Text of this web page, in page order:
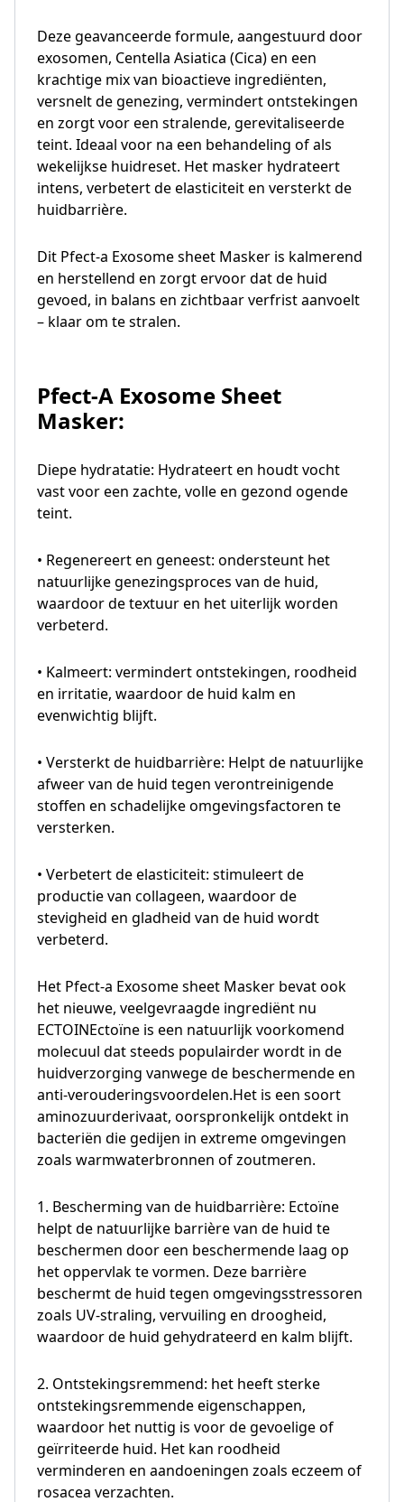
Deze geavanceerde formule, aangestuurd door
exosomen, Centella Asiatica (Cica) en een
krachtige mix van bioactieve ingrediënten,
versnelt de genezing, vermindert ontstekingen
en zorgt voor een stralende, gerevitaliseerde
teint. Ideaal voor na een behandeling of als
wekelijkse huidreset. Het masker hydrateert
intens, verbetert de elasticiteit en versterkt de
huidbarrière.
Dit Pfect-a Exosome sheet Masker is kalmerend
en herstellend en zorgt ervoor dat de huid
gevoed, in balans en zichtbaar verfrist aanvoelt
– klaar om te stralen.
Pfect-A Exosome Sheet
Masker:
Diepe hydratatie: Hydrateert en houdt vocht
vast voor een zachte, volle en gezond ogende
teint.
• Regenereert en geneest: ondersteunt het
natuurlijke genezingsproces van de huid,
waardoor de textuur en het uiterlijk worden
verbeterd.
• Kalmeert: vermindert ontstekingen, roodheid
en irritatie, waardoor de huid kalm en
evenwichtig blijft.
• Versterkt de huidbarrière: Helpt de natuurlijke
afweer van de huid tegen verontreinigende
stoffen en schadelijke omgevingsfactoren te
versterken.
• Verbetert de elasticiteit: stimuleert de
productie van collageen, waardoor de
stevigheid en gladheid van de huid wordt
verbeterd.
Het Pfect-a Exosome sheet Masker bevat ook
het nieuwe, veelgevraagde ingrediënt nu
ECTOINEctoïne is een natuurlijk voorkomend
molecuul dat steeds populairder wordt in de
huidverzorging vanwege de beschermende en
anti-verouderingsvoordelen.Het is een soort
aminozuurderivaat, oorspronkelijk ontdekt in
bacteriën die gedijen in extreme omgevingen
zoals warmwaterbronnen of zoutmeren.
1. Bescherming van de huidbarrière: Ectoïne
helpt de natuurlijke barrière van de huid te
beschermen door een beschermende laag op
het oppervlak te vormen. Deze barrière
beschermt de huid tegen omgevingsstressoren
zoals UV-straling, vervuiling en droogheid,
waardoor de huid gehydrateerd en kalm blijft.
2. Ontstekingsremmend: het heeft sterke
ontstekingsremmende eigenschappen,
waardoor het nuttig is voor de gevoelige of
geïrriteerde huid. Het kan roodheid
verminderen en aandoeningen zoals eczeem of
rosacea verzachten.